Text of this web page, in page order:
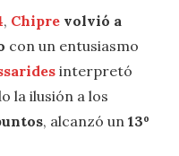
, Chipre volvió a
con un entusiasmo
interpretó
la ilusión a los
, alcanzó un 13º